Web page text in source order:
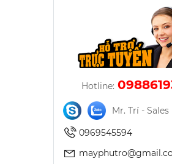
Hotline:
Mr. Trí - Sales
0969545594